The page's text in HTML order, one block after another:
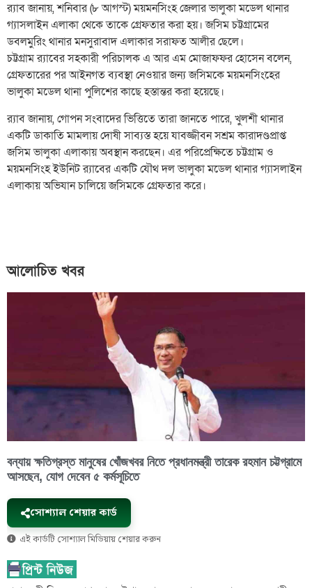
র‌্যাব জানায়, শনিবার (৮ আগস্ট) ময়মনসিংহ জেলার ভালুকা মডেল থানার
গ্যাসলাইন এলাকা থেকে তাকে গ্রেফতার করা হয়। জসিম চট্টগ্রামের
ডবলমুরিং থানার মনসুরাবাদ এলাকার সরাফত আলীর ছেলে।
চট্টগ্রাম র‌্যাবের সহকারী পরিচালক এ আর এম মোজাফফর হোসেন বলেন,
গ্রেফতারের পর আইনগত ব্যবস্থা নেওয়ার জন্য জসিমকে ময়মনসিংহের
ভালুকা মডেল থানা পুলিশের কাছে হস্তান্তর করা হয়েছে।
র‌্যাব জানায়, গোপন সংবাদের ভিত্তিতে তারা জানতে পারে, খুলশী থানার
একটি ডাকাতি মামলায় দোষী সাব্যস্ত হয়ে যাবজ্জীবন সশ্রম কারাদণ্ডপ্রাপ্ত
জসিম ভালুকা এলাকায় অবস্থান করছেন। এর পরিপ্রেক্ষিতে চট্টগ্রাম ও
ময়মনসিংহ ইউনিট র‌্যাবের একটি যৌথ দল ভালুকা মডেল থানার গ্যাসলাইন
এলাকায় অভিযান চালিয়ে জসিমকে গ্রেফতার করে।
আলোচিত খবর
বন্যায় ক্ষতিগ্রস্ত মানুষের খোঁজখবর নিতে প্রধানমন্ত্রী তারেক রহমান চট্টগ্রামে
আসছেন, যোগ দেবেন ৫ কর্মসূচিতে
সোশ্যাল শেয়ার কার্ড
এই কার্ডটি সোশ্যাল মিডিয়ায় শেয়ার করুন